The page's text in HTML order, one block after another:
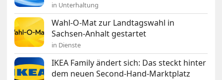
in Unterhaltung
Wahl-O-Mat zur Landtagswahl in
Sachsen-Anhalt gestartet
in Dienste
IKEA Family ändert sich: Das steckt hinter
dem neuen Second-Hand-Marktplatz